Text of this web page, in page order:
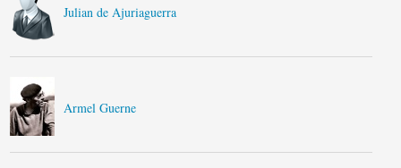
Julian de Ajuriaguerra
Armel Guerne